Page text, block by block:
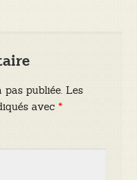
publiée. Les
avec*